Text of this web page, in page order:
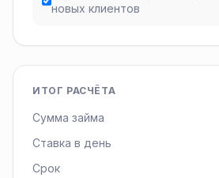
новых клиентов
ИТОГ РАСЧЁТА
Сумма займа
Ставка в день
Срок